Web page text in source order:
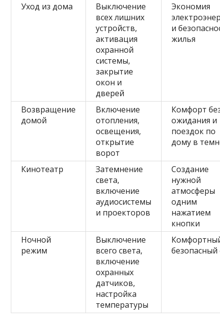
Уход из дома
Выключение
всех лишних
устройств,
активация
охранной
системы,
закрытие
окон и
дверей
Экономия
и
жилья
Возвращение
домой
Включение
отопления,
освещения,
открытие
ворот
Комфорт
ожидания и
поездок по
дому в
Кинотеатр
Затемнение
света,
включение
аудиосистемы
и проекторов
Создание
нужной
атмосферы
одним
нажатием
кнопки
Ночной
режим
Выключение
всего света,
включение
охранных
датчиков,
настройка
температуры
безопасный